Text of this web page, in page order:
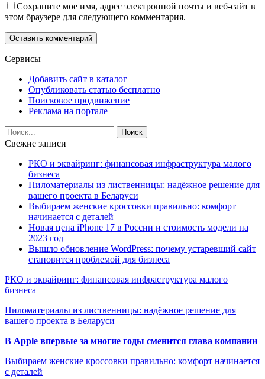
Сохраните мое имя, адрес электронной почты и веб-сайт в
этом браузере для следующего комментария.
Сервисы
Добавить сайт в каталог
Опубликовать статью бесплатно
Поисковое продвижение
Реклама на портале
Свежие записи
РКО и эквайринг: финансовая инфраструктура малого
бизнеса
Пиломатериалы из лиственницы: надёжное решение для
вашего проекта в Беларуси
Выбираем женские кроссовки правильно: комфорт
начинается с деталей
Новая цена iPhone 17 в России и стоимость модели на
2023 год
Вышло обновление WordPress: почему устаревший сайт
становится проблемой для бизнеса
РКО и эквайринг: финансовая инфраструктура малого
бизнеса
Пиломатериалы из лиственницы: надёжное решение для
вашего проекта в Беларуси
В Apple впервые за многие годы сменится глава компании
Выбираем женские кроссовки правильно: комфорт начинается
с деталей